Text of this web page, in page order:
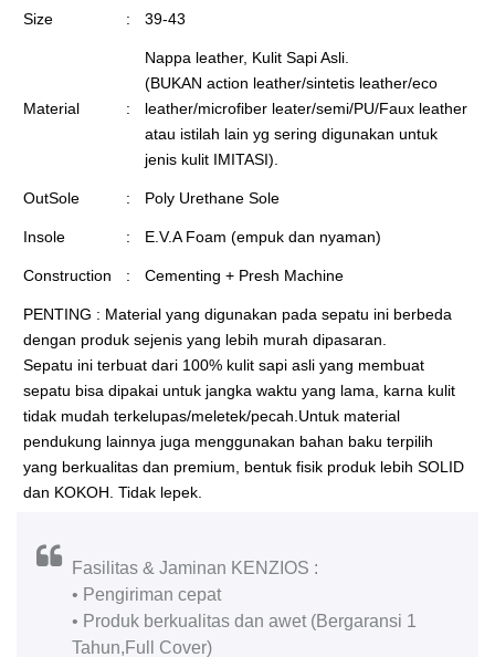
Size : 39-43
Material :
Nappa leather, Kulit Sapi Asli.
(BUKAN action leather/sintetis leather/eco
leather/microfiber leater/semi/PU/Faux leather
atau istilah lain yg sering digunakan untuk
jenis kulit IMITASI).
OutSole : Poly Urethane Sole
Insole : E.V.A Foam (empuk dan nyaman)
Construction : Cementing + Presh Machine
PENTING : Material yang digunakan pada sepatu ini berbeda
dengan produk sejenis yang lebih murah dipasaran.
Sepatu ini terbuat dari 100% kulit sapi asli yang membuat
sepatu bisa dipakai untuk jangka waktu yang lama, karna kulit
tidak mudah terkelupas/meletek/pecah.Untuk material
pendukung lainnya juga menggunakan bahan baku terpilih
yang berkualitas dan premium, bentuk fisik produk lebih SOLID
dan KOKOH. Tidak lepek.
Fasilitas & Jaminan KENZIOS :
• Pengiriman cepat
• Produk berkualitas dan awet (Bergaransi 1
Tahun,Full Cover)